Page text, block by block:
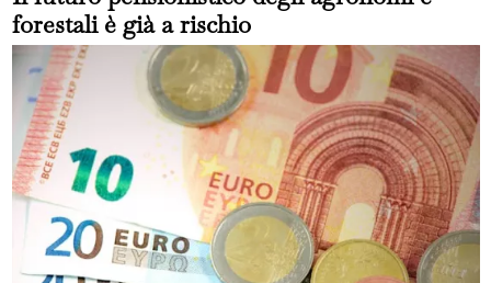
forestali è già a rischio